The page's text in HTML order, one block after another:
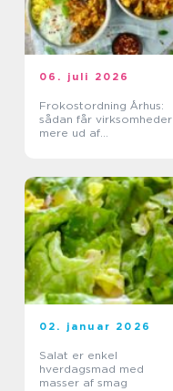
06. juli 2026
Frokostordning Århus:
sådan får virksomheder
mere ud af
02. januar 2026
Salat er enkel
hverdagsmad med
masser af smag